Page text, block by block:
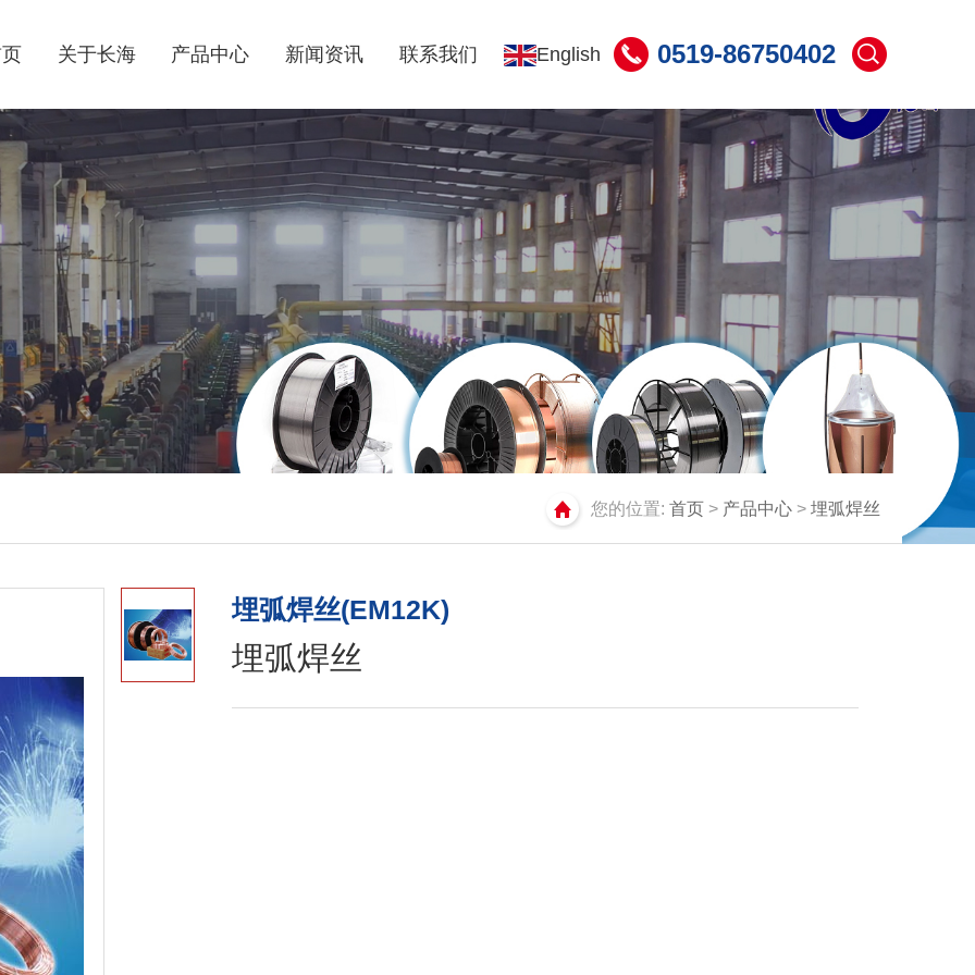
0519-86750402
关于长海
公司简介
企业风貌
荣誉资质
产品中心
不锈钢焊丝
氩弧焊丝
埋弧焊丝
药芯焊丝
桶装焊丝
新闻资讯
公司动态
行业资讯
联系我们
联系方式
电子地图
English
您的位置: 首页> 产品中心> 埋弧焊丝
埋弧焊丝(EM12K)
埋弧焊丝